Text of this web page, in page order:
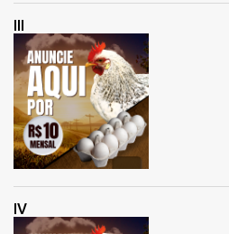
III
IV